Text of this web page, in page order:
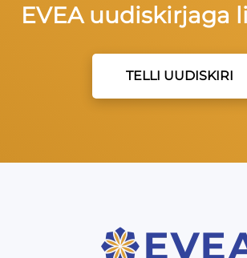
EVEA uudiskirjaga
TELLI UUDISKIRI